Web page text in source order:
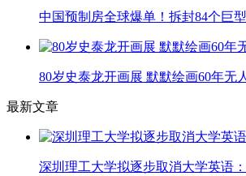
中国预制房全球爆单！拆封84个巨
80岁史泰龙开画展 默默绘画60年无
最新文章
深圳理工大学拟逐步取消大学英语